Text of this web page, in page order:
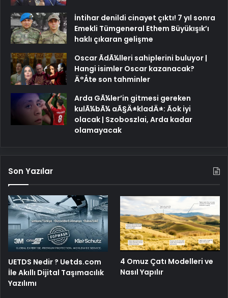
İntihar denildi cinayet çıktı! 7 yıl sonra
Emekli Tümgeneral Ethem Büyükışık’ı
haklı çıkaran gelişme
Oscar ÃdÃ¼lleri sahiplerini buluyor |
Hangi isimler Oscar kazanacak?
Ä°Åte son tahminler
Arda GÃ¼ler’in gitmesi gereken
kulÃ¼bÃ¼ aÃ§Ä±kladÄ±: Ãok iyi
olacak | Szoboszlai, Arda kadar
olamayacak
Son Yazılar
UETDS Nedir ? Uetds.com
İle Akıllı Dijital Taşımacılık
Yazılımı
4 Omuz Çatı Modelleri ve
Nasıl Yapılır